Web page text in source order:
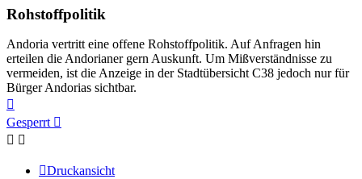
Rohstoffpolitik
Andoria vertritt eine offene Rohstoffpolitik. Auf Anfragen hin
erteilen die Andorianer gern Auskunft. Um Mißverständnisse zu
vermeiden, ist die Anzeige in der Stadtübersicht C38 jedoch nur für
Bürger Andorias sichtbar.
oben
Gesperrt
Druckansicht